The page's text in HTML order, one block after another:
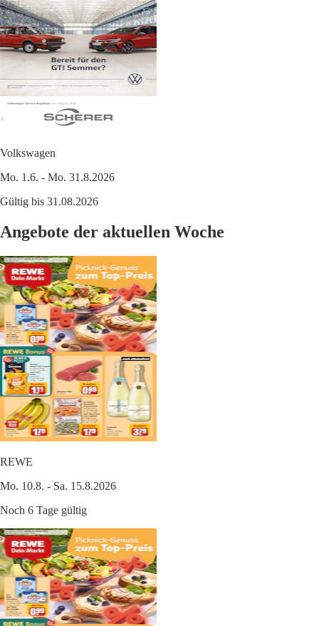
Volkswagen
Mo. 1.6. - Mo. 31.8.2026
Gültig bis 31.08.2026
Angebote der aktuellen Woche
REWE
Mo. 10.8. - Sa. 15.8.2026
Noch 6 Tage gültig